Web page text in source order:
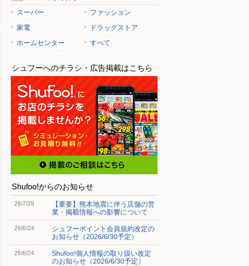
スーパー
ファッション
家電
ドラッグストア
ホームセンター
すべて
シュフーへのチラシ・広告掲載はこちら
Shufoo!からのお知らせ
26/7/29
【重要】熊本地震に伴う店舗の営
業・掲載情報への影響について
26/6/24
シュフーポイント会員規約改定の
お知らせ（2026/6/30予定）
26/6/24
Shufoo!個人情報の取り扱い改定
のお知らせ（2026/6/30予定）